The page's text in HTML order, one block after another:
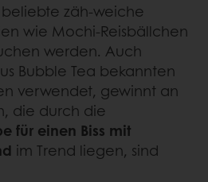
zäh-weiche
wie Mochi-Reisbällchen
werden. Auch
Bubble Tea bekannten
verwendet, gewinnt an
die durch die
für einen Biss mit
im Trend liegen, sind